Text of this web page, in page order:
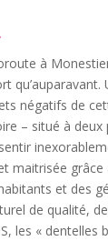
à
négatifs de
– situé à
maitrisée
et des
de qualité,
« dentelles